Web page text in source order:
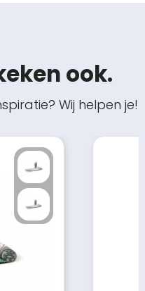
ook.
Wij helpen je!